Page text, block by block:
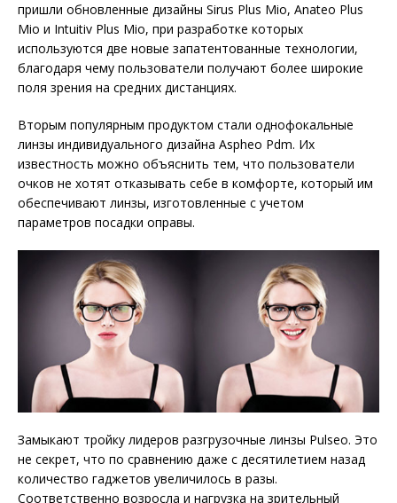
пришли обновленные дизайны Sirus Plus Mio, Anateo Plus
Mio и Intuitiv Plus Mio, при разработке которых
используются две новые запатентованные технологии,
благодаря чему пользователи получают более широкие
поля зрения на средних дистанциях.
Вторым популярным продуктом стали однофокальные
линзы индивидуального дизайна Aspheo Pdm. Их
известность можно объяснить тем, что пользователи
очков не хотят отказывать себе в комфорте, который им
обеспечивают линзы, изготовленные с учетом
параметров посадки оправы.
Замыкают тройку лидеров разгрузочные линзы Pulseo. Это
не секрет, что по сравнению даже с десятилетием назад
количество гаджетов увеличилось в разы.
Соответственно возросла и нагрузка на зрительный